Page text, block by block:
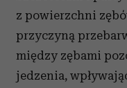
z powierzchni
przyczyną
między zębami
jedzenia,